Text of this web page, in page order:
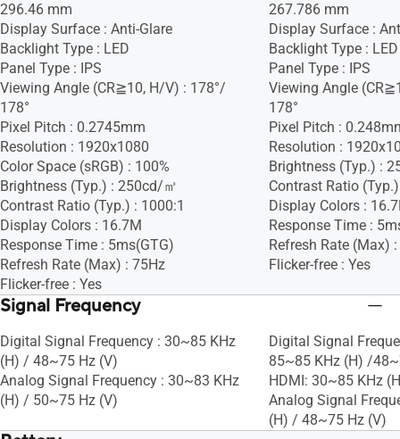
296.46 mm
Display Surface : Anti-Glare
Backlight Type : LED
Panel Type : IPS
Viewing Angle (CR≧10, H/V) : 178°/
178°
Pixel Pitch : 0.2745mm
Resolution : 1920x1080
Color Space (sRGB) : 100%
Brightness (Typ.) : 250cd/㎡
Contrast Ratio (Typ.) : 1000:1
Display Colors : 16.7M
Response Time : 5ms(GTG)
Refresh Rate (Max) : 75Hz
Flicker-free : Yes
267.786 mm
Display Surface :
Backlight Type : LED
Panel Type : IPS
Viewing Angle
178°
Pixel Pitch :
Resolution :
Brightness (Typ.) :
Contrast Ratio
Display Colors :
Response Time :
Refresh Rate (Max)
Flicker-free : Yes
Signal Frequency
Digital Signal Frequency : 30~85 KHz
(H) / 48~75 Hz (V)
Analog Signal Frequency : 30~83 KHz
(H) / 50~75 Hz (V)
Digital Signal
85~85 KHz (H) /
HDMI: 30~85 KHz
Analog Signal
(H) / 48~75 Hz (V)